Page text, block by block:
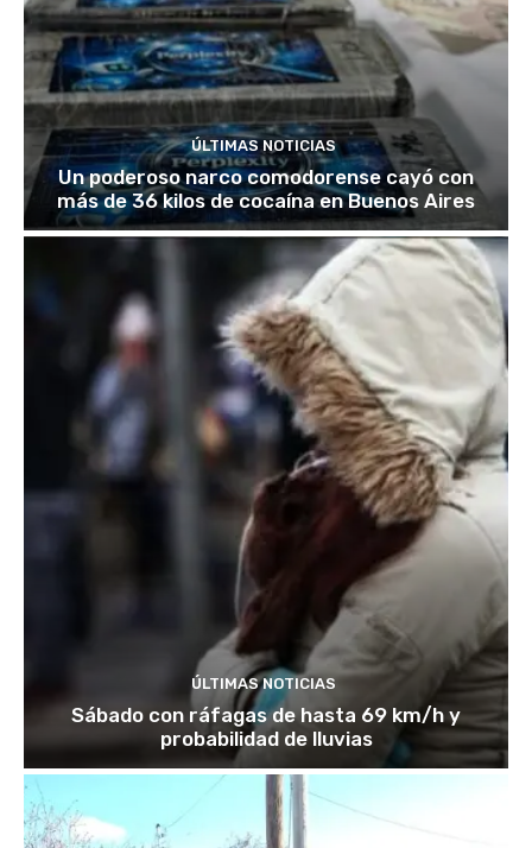
ÚLTIMAS NOTICIAS
Un poderoso narco comodorense cayó con
más de 36 kilos de cocaína en Buenos Aires
ÚLTIMAS NOTICIAS
Sábado con ráfagas de hasta 69 km/h y
probabilidad de lluvias